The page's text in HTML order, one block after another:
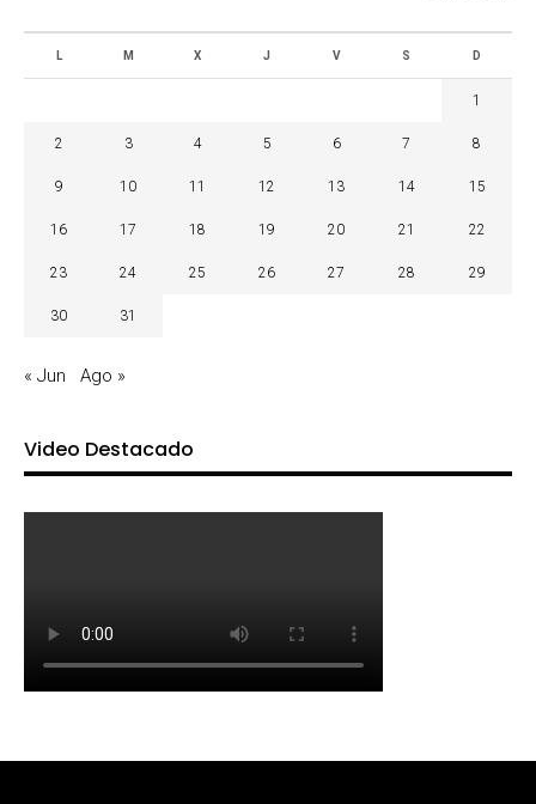
L M X J V S D
1
2 3 4 5 6 7 8
9 10 11 12 13 14 15
16 17 18 19 20 21 22
23 24 25 26 27 28 29
30 31
« Jun Ago »
Video Destacado